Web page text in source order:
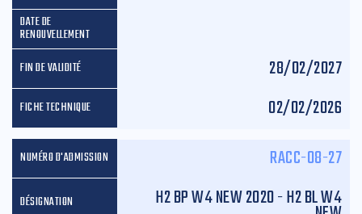
28/02/2027
02/02/2026
RACC-08-27
H2 BP W4 NEW 2020 - H2 BL W4